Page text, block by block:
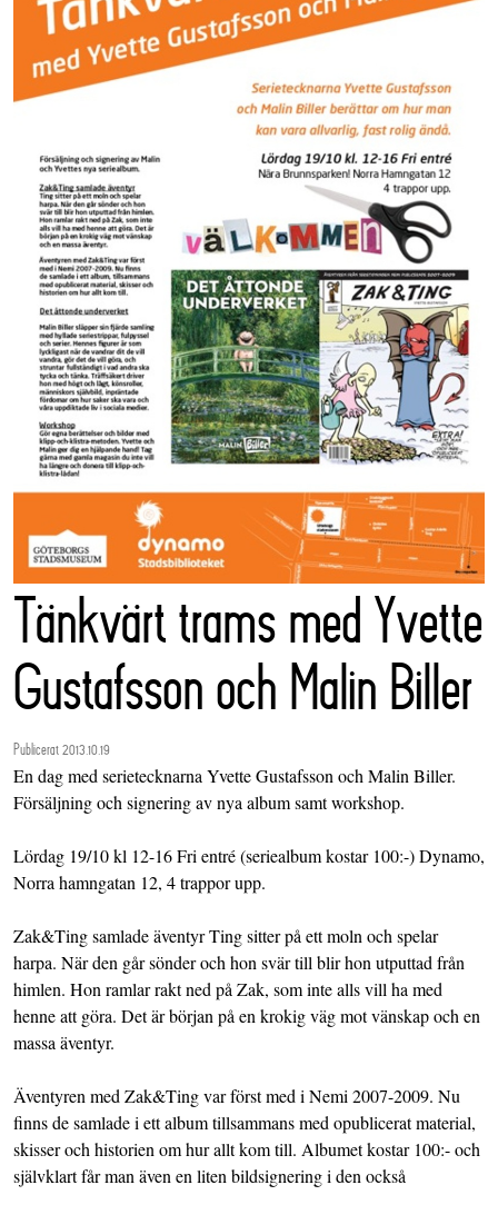
Tänkvärt trams med Yvette
Gustafsson och Malin Biller
Publicerat 2013.10.19
En dag med serietecknarna Yvette Gustafsson och Malin Biller.
Försäljning och signering av nya album samt workshop.
Lördag 19/10 kl 12-16 Fri entré (seriealbum kostar 100:-) Dynamo,
Norra hamngatan 12, 4 trappor upp.
Zak&Ting samlade äventyr Ting sitter på ett moln och spelar
harpa. När den går sönder och hon svär till blir hon utputtad från
himlen. Hon ramlar rakt ned på Zak, som inte alls vill ha med
henne att göra. Det är början på en krokig väg mot vänskap och en
massa äventyr.
Äventyren med Zak&Ting var först med i Nemi 2007-2009. Nu
finns de samlade i ett album tillsammans med opublicerat material,
skisser och historien om hur allt kom till. Albumet kostar 100:- och
självklart får man även en liten bildsignering i den också